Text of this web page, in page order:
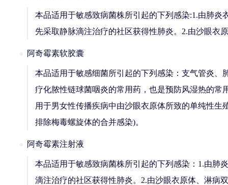
本品适用于敏感致病菌株所引起的下列感染:1.由肺
先采取静脉滴注治疗的社区获得性肺炎。2.由沙眼衣
阿奇霉素软胶囊
本品适用于敏感细菌所引起的下列感染：支气管炎
疗化脓性链球菌咽炎的常用药，也是预防风湿热的
用于男女性传播疾病中由沙眼衣原体所致的单纯性
排除梅毒螺旋体的合并感染)。
阿奇霉素注射液
本品适用于敏感致病菌株所引起的下列感染：1.由肺
滴注治疗的社区获得性肺炎。2.由沙眼衣原体、淋病